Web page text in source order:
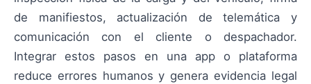
de manifiestos, actualización de telemática y
comunicación con el cliente o despachador.
Integrar estos pasos en una app o plataforma
reduce errores humanos y genera evidencia legal